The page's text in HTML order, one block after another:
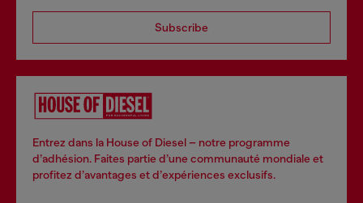
Subscribe
Entrez dans la House of Diesel – notre programme
d’adhésion. Faites partie d’une communauté mondiale et
profitez d’avantages et d’expériences exclusifs.